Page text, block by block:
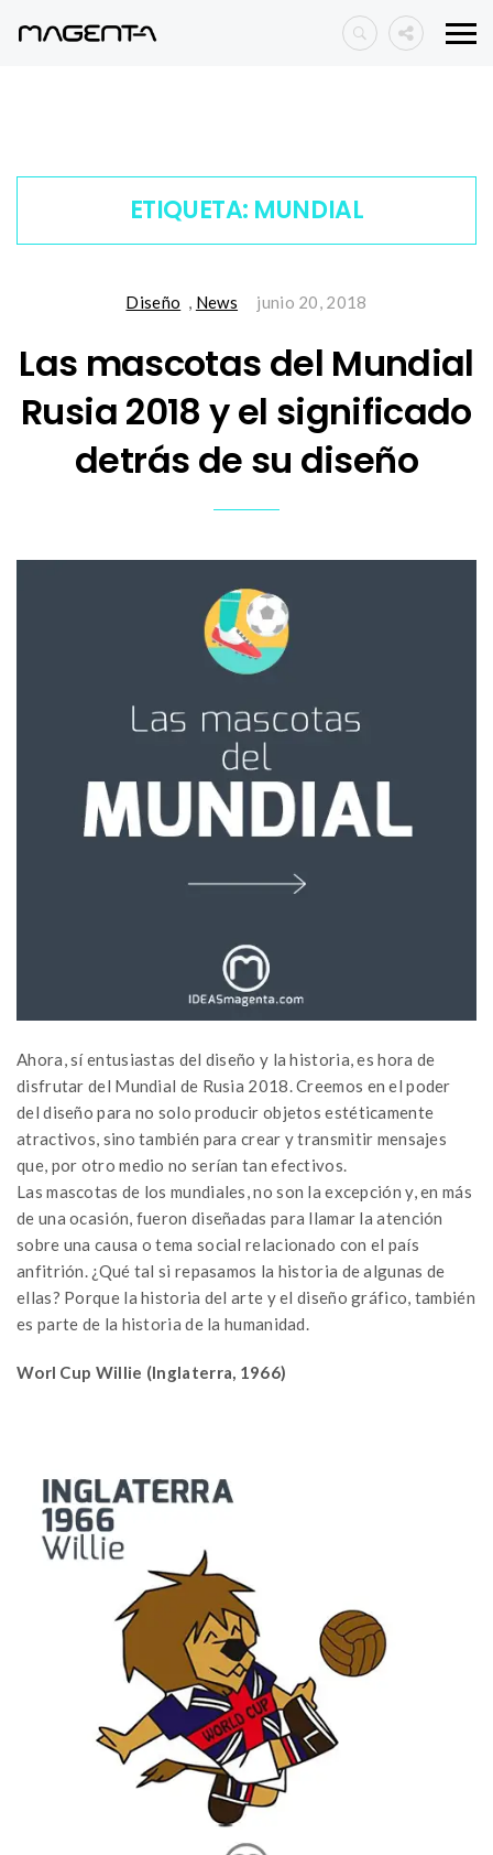
ETIQUETA: MUNDIAL
Diseño , News junio 20, 2018
Las mascotas del Mundial
Rusia 2018 y el significado
detrás de su diseño
Ahora, sí entusiastas del diseño y la historia, es hora de
disfrutar del Mundial de Rusia 2018. Creemos en el poder
del diseño para no solo producir objetos estéticamente
atractivos, sino también para crear y transmitir mensajes
que, por otro medio no serían tan efectivos.
Las mascotas de los mundiales, no son la excepción y, en más
de una ocasión, fueron diseñadas para llamar la atención
sobre una causa o tema social relacionado con el país
anfitrión. ¿Qué tal si repasamos la historia de algunas de
ellas? Porque la historia del arte y el diseño gráfico, también
es parte de la historia de la humanidad.
Worl Cup Willie (Inglaterra, 1966)